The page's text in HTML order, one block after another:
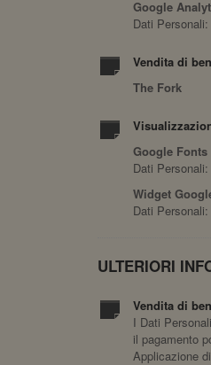
Google
Dati
Vendita di
The Fork
Google Fonts
Dati
Widget
Dati
ULTERIORI
Vendita di
I Dati
il pagamento
Applicazione